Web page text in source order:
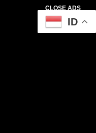
CLOSE ADS
ID